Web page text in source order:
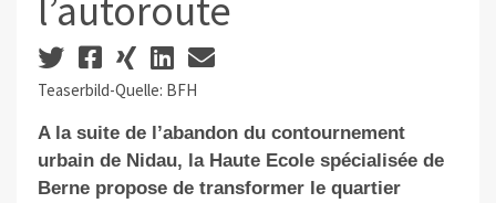
l’autoroute
Teaserbild-Quelle: BFH
A la suite de l’abandon du contournement
urbain de Nidau, la Haute Ecole spécialisée de
Berne propose de transformer le quartier